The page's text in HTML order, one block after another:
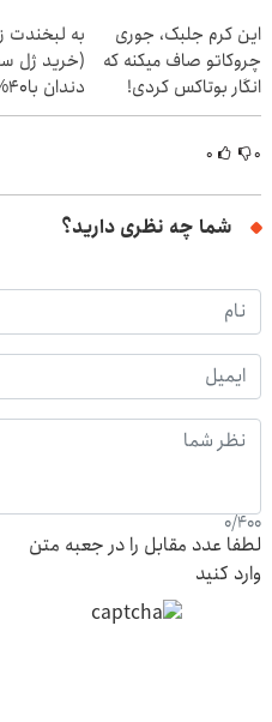
این کرم جلبک، جوری
چروکاتو صاف میکنه که
انگار بوتاکس کردی!
(تخفیف ویژه)
به لبخندت
(خرید ژل
دندان با40%تخفیف)
۰ ۰
شما چه نظری دارید؟
0/400
لطفا عدد مقابل را در جعبه متن
وارد کنید